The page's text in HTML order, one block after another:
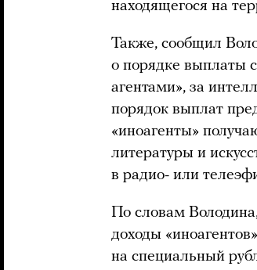
находящегося на
Также, сообщил
о порядке выплаты
агентами», за
порядок выплат
«иноагенты»
литературы и
в радио- или
По словам
доходы
на специальный